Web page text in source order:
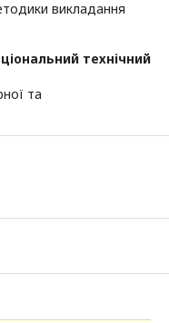
викладання
технічний
та